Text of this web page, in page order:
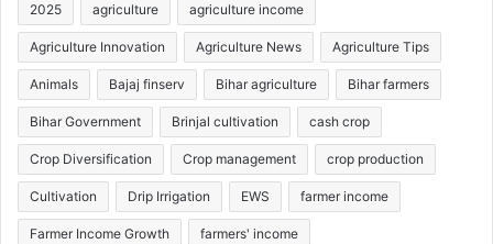
2025 agriculture agriculture income
Agriculture Innovation Agriculture News Agriculture Tips
Animals Bajaj finserv Bihar agriculture Bihar farmers
Bihar Government Brinjal cultivation cash crop
Crop Diversification Crop management crop production
Cultivation Drip Irrigation EWS farmer income
Farmer Income Growth farmers' income